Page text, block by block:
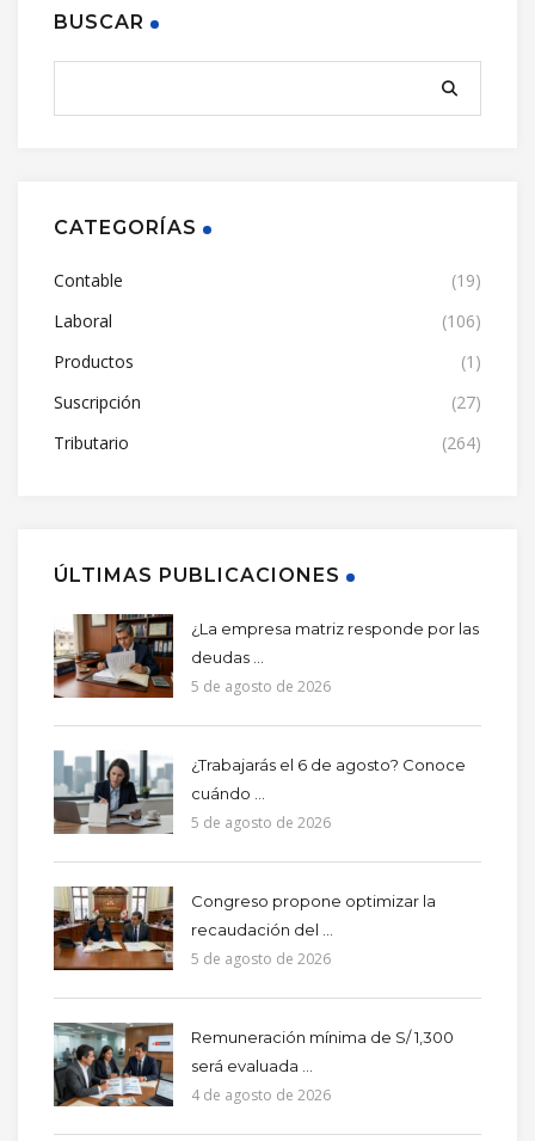
BUSCAR
CATEGORÍAS
Contable
(19)
Laboral
(106)
Productos
(1)
Suscripción
(27)
Tributario
(264)
ÚLTIMAS PUBLICACIONES
¿La empresa matriz responde por las
deudas ...
5 de agosto de 2026
¿Trabajarás el 6 de agosto? Conoce
cuándo ...
5 de agosto de 2026
Congreso propone optimizar la
recaudación del ...
5 de agosto de 2026
Remuneración mínima de S/ 1,300
será evaluada ...
4 de agosto de 2026